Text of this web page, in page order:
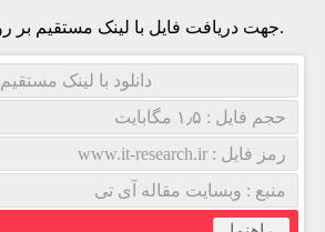
جهت دریافت فایل با لینک مستقیم بر روی لینک زیر کلیک کنید.
دانلود با لینک مستقیم
حجم فایل : ۱٫۵ مگابایت
رمز فایل : www.it-research.ir
منبع : وبسایت مقاله آی تی